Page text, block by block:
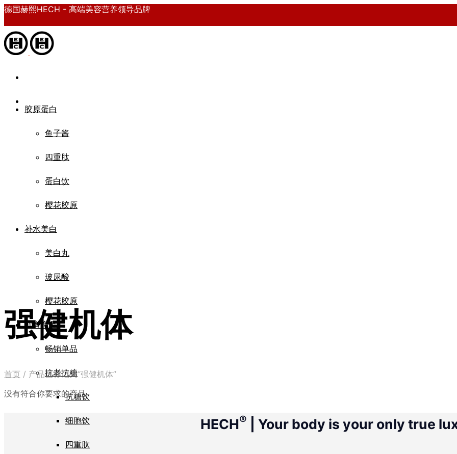
德国赫熙HECH - 高端美容营养领导品牌
胶原蛋白
鱼子酱
四重肽
蛋白饮
樱花胶原
补水美白
美白丸
玻尿酸
樱花胶原
所有产品
畅销单品
抗老抗糖
抗糖饮
细胞饮
四重肽
强健机体
首页 / 产品已标记为“强健机体”
没有符合你要求的产品
HECH® | Your body is your only true